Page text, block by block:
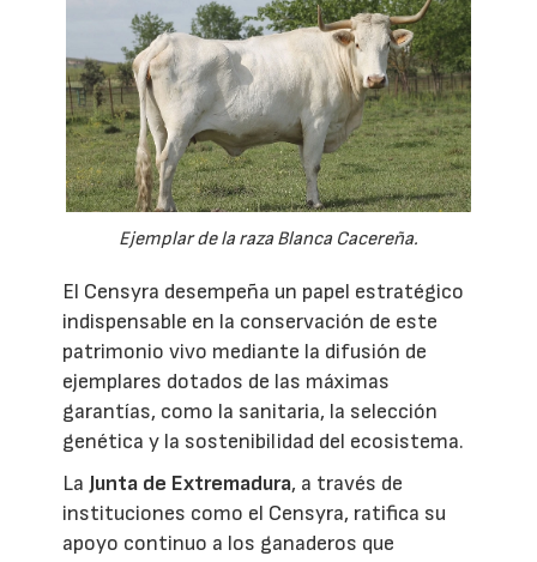
Ejemplar de la raza Blanca Cacereña.
El Censyra desempeña un papel estratégico
indispensable en la conservación de este
patrimonio vivo mediante la difusión de
ejemplares dotados de las máximas
garantías, como la sanitaria, la selección
genética y la sostenibilidad del ecosistema.
La Junta de Extremadura, a través de
instituciones como el Censyra, ratifica su
apoyo continuo a los ganaderos que